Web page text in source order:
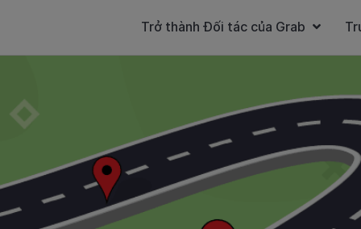
Trở thành Đối tác của Grab